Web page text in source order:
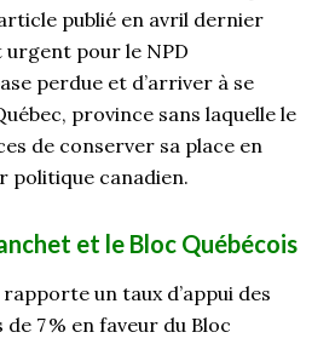
publié en avril dernier
urgent pour le NPD
perdue et d’arriver à se
province sans laquelle le
de conserver sa place en
politique canadien.
et le Bloc Québécois
rapporte un taux d’appui des
7 % en faveur du Bloc